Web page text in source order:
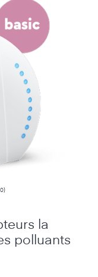
la
polluants